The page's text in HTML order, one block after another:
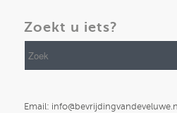
Zoekt u iets?
Email: